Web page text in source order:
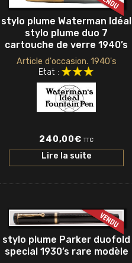
stylo plume Waterman Idéal
stylo plume duo 7
cartouche de verre 1940’s
Article d'occasion. 1940's
Etat :
240,00€ TTC
Lire la suite
stylo plume Parker duofold
special 1930’s rare modèle